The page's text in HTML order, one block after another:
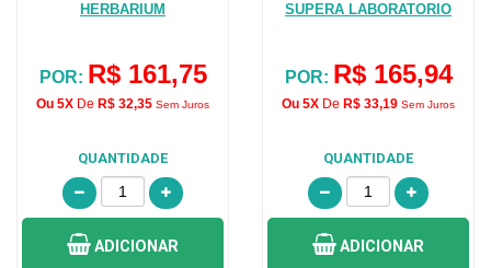
HERBARIUM
POR: R$ 161,75
Ou 5X De R$ 32,35 Sem Juros
QUANTIDADE
ADICIONAR
SUPERA LABORATORIO
POR: R$ 165,94
Ou 5X De R$ 33,19 Sem Juros
QUANTIDADE
ADICIONAR